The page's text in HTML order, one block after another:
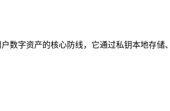
数字资产的核心防线，它通过私钥本地存